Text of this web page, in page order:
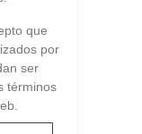
que
por
ser
términos